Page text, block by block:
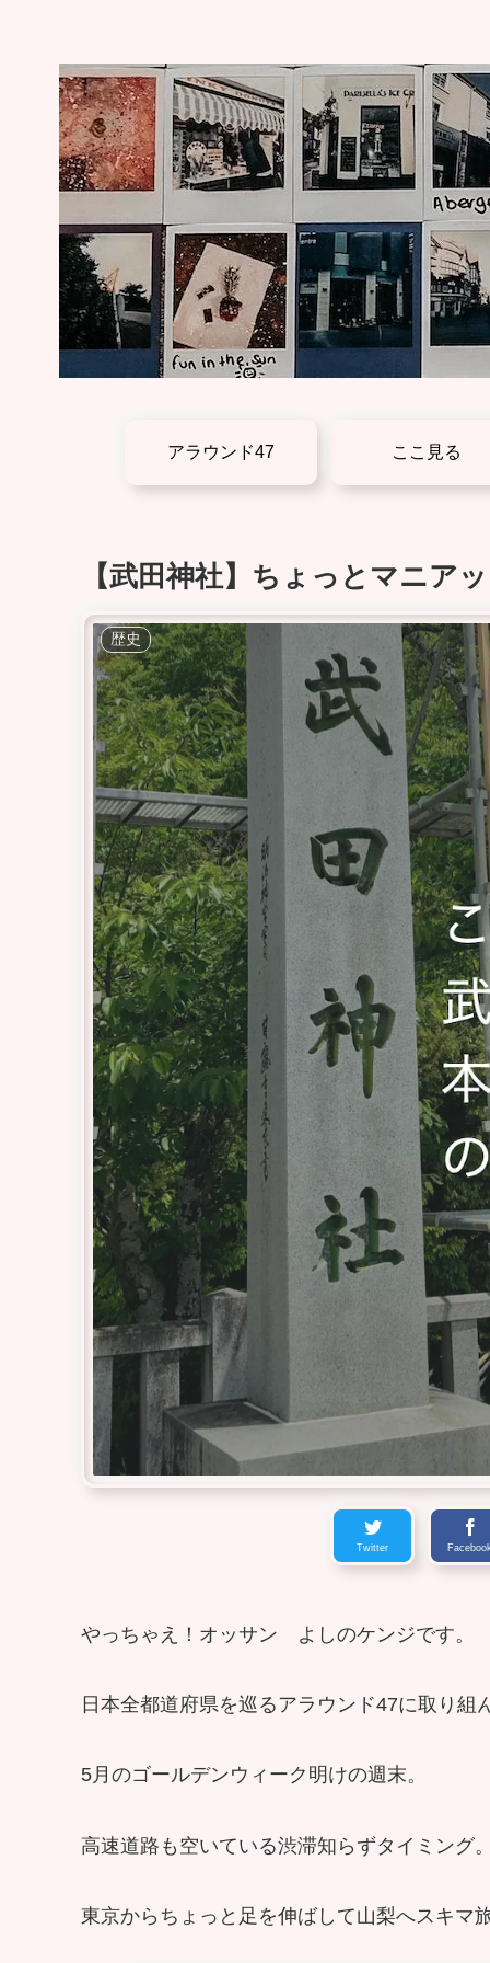
アラウンド47 ここ見る
【武田神社】ちょっとマニア
歴史
Twitter
やっちゃえ！オッサン よしのケンジです。
日本全都道府県を巡るアラウンド47に取り組
5月のゴールデンウィーク明けの週末。
高速道路も空いている渋滞知らずタイミング
東京からちょっと足を伸ばして山梨へスキマ